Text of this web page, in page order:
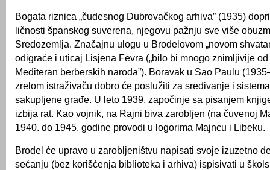
Bogata riznica „čudesnog Dubrovačkog arhiva” (1935)
ličnosti španskog suverena, njegovu pažnju sve više
Sredozemlja. Značajnu ulogu u Brodelovom „novom
odigraće i uticaj Lisjena Fevra („bilo bi mnogo znimljivije
Mediteran berberskih naroda”). Boravak u Sao Paulu
zrelom istraživaču dobro će poslužiti za sređivanje i
sakupljene građe. U leto 1939. započinje sa pisanjem
izbija rat. Kao vojnik, na Rajni biva zarobljen (na čuvenoj
1940. do 1945. godine provodi u logorima Majncu i Libeku.
Brodel će upravo u zarobljeništvu napisati svoje izuzetno
sećanju (bez korišćenja biblioteka i arhiva) ispisivati u